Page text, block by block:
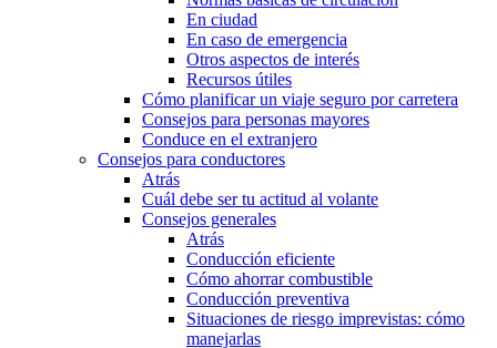
En ciudad
En caso de emergencia
Otros aspectos de interés
Recursos útiles
Cómo planificar un viaje seguro por carretera
Consejos para personas mayores
Conduce en el extranjero
Consejos para conductores
Atrás
Cuál debe ser tu actitud al volante
Consejos generales
Atrás
Conducción eficiente
Cómo ahorrar combustible
Conducción preventiva
Situaciones de riesgo imprevistas: cómo
manejarlas